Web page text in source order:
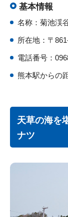
基本情報
名称：菊池渓
所在地：〒
電話番号：
熊本駅からの
天草の海を
ナツ